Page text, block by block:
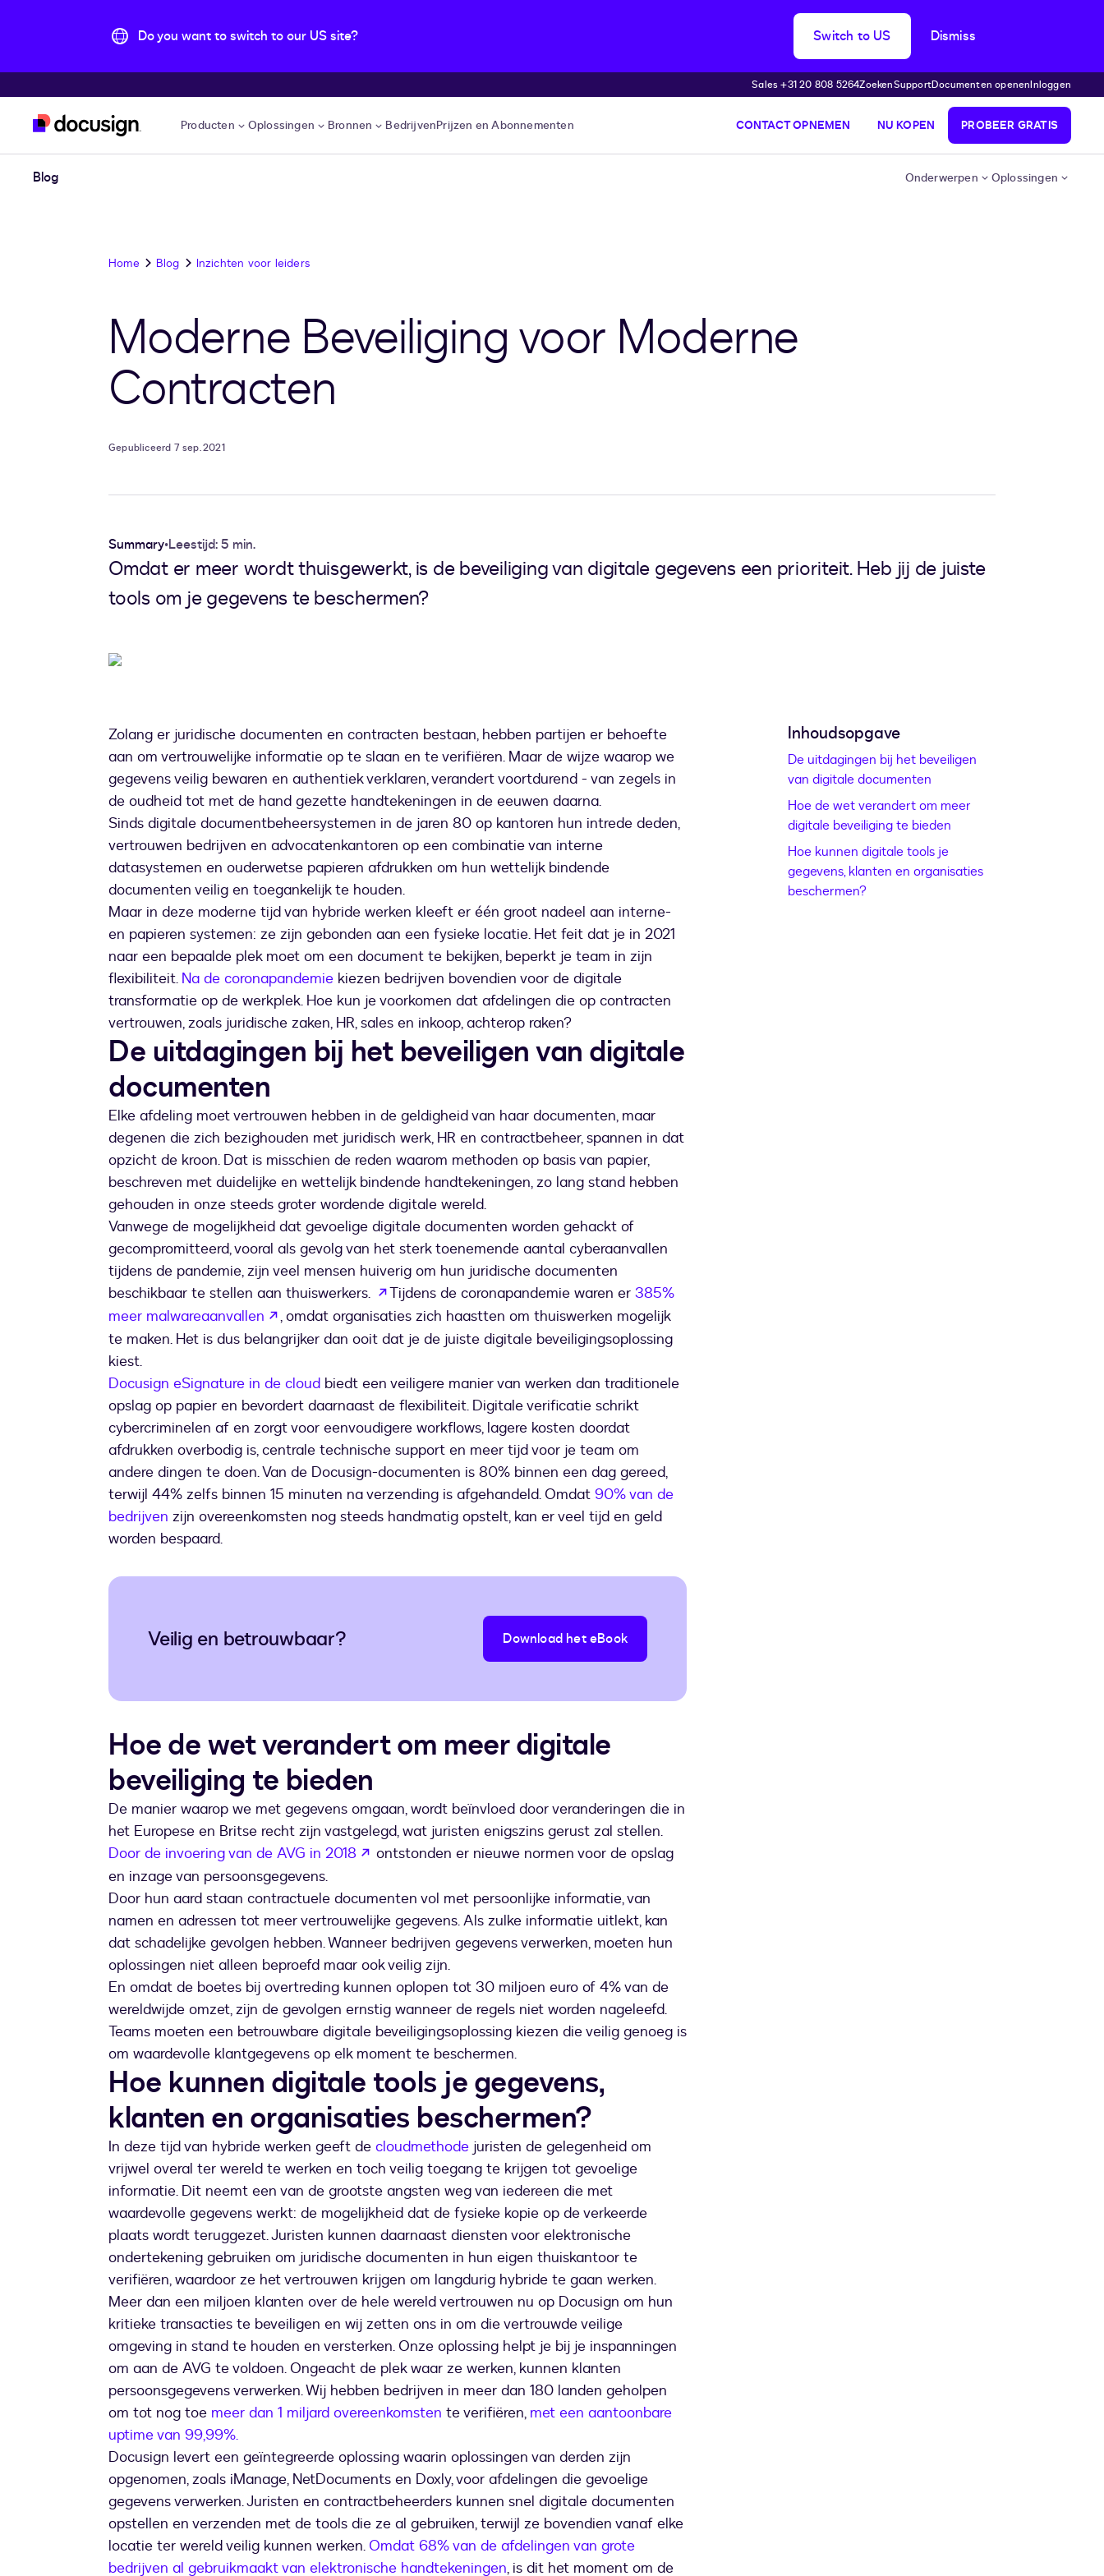
Do you want to switch to our US site? Switch to US Dismiss
Sales +31 20 808 5264ZoekenSupportDocumenten openenInloggen
Producten Oplossingen Bronnen BedrijvenPrijzen en Abonnementen CONTACT OPNEMEN NU KOPEN PROBEER GRATIS
Blog Onderwerpen Oplossingen
Home Blog Inzichten voor leiders
Moderne Beveiliging voor Moderne
Contracten
Gepubliceerd 7 sep. 2021
Summary•Leestijd: 5 min.
Omdat er meer wordt thuisgewerkt, is de beveiliging van digitale gegevens een prioriteit. Heb jij de juiste
tools om je gegevens te beschermen?
Zolang er juridische documenten en contracten bestaan, hebben partijen er behoefte
aan om vertrouwelijke informatie op te slaan en te verifiëren. Maar de wijze waarop we
gegevens veilig bewaren en authentiek verklaren, verandert voortdurend - van zegels in
de oudheid tot met de hand gezette handtekeningen in de eeuwen daarna.
Sinds digitale documentbeheersystemen in de jaren 80 op kantoren hun intrede deden,
vertrouwen bedrijven en advocatenkantoren op een combinatie van interne
datasystemen en ouderwetse papieren afdrukken om hun wettelijk bindende
documenten veilig en toegankelijk te houden.
Maar in deze moderne tijd van hybride werken kleeft er één groot nadeel aan interne-
en papieren systemen: ze zijn gebonden aan een fysieke locatie. Het feit dat je in 2021
naar een bepaalde plek moet om een document te bekijken, beperkt je team in zijn
flexibiliteit. Na de coronapandemie kiezen bedrijven bovendien voor de digitale
transformatie op de werkplek. Hoe kun je voorkomen dat afdelingen die op contracten
vertrouwen, zoals juridische zaken, HR, sales en inkoop, achterop raken?
De uitdagingen bij het beveiligen van digitale
documenten
Elke afdeling moet vertrouwen hebben in de geldigheid van haar documenten, maar
degenen die zich bezighouden met juridisch werk, HR en contractbeheer, spannen in dat
opzicht de kroon. Dat is misschien de reden waarom methoden op basis van papier,
beschreven met duidelijke en wettelijk bindende handtekeningen, zo lang stand hebben
gehouden in onze steeds groter wordende digitale wereld.
Vanwege de mogelijkheid dat gevoelige digitale documenten worden gehackt of
gecompromitteerd, vooral als gevolg van het sterk toenemende aantal cyberaanvallen
tijdens de pandemie, zijn veel mensen huiverig om hun juridische documenten
beschikbaar te stellen aan thuiswerkers.
wordt geopend in een nieuw tabblad
Tijdens de coronapandemie waren er 385%
meer malwareaanvallen
wordt geopend in een nieuw tabblad
, omdat organisaties zich haastten om thuiswerken mogelijk
te maken. Het is dus belangrijker dan ooit dat je de juiste digitale beveiligingsoplossing
kiest.
Docusign eSignature in de cloud biedt een veiligere manier van werken dan traditionele
opslag op papier en bevordert daarnaast de flexibiliteit. Digitale verificatie schrikt
cybercriminelen af en zorgt voor eenvoudigere workflows, lagere kosten doordat
afdrukken overbodig is, centrale technische support en meer tijd voor je team om
andere dingen te doen. Van de Docusign-documenten is 80% binnen een dag gereed,
terwijl 44% zelfs binnen 15 minuten na verzending is afgehandeld. Omdat 90% van de
bedrijven zijn overeenkomsten nog steeds handmatig opstelt, kan er veel tijd en geld
worden bespaard.
Veilig en betrouwbaar? Download het eBook
Hoe de wet verandert om meer digitale
beveiliging te bieden
De manier waarop we met gegevens omgaan, wordt beïnvloed door veranderingen die in
het Europese en Britse recht zijn vastgelegd, wat juristen enigszins gerust zal stellen.
Door de invoering van de AVG in 2018
wordt geopend in een nieuw tabblad
ontstonden er nieuwe normen voor de opslag
en inzage van persoonsgegevens.
Door hun aard staan contractuele documenten vol met persoonlijke informatie, van
namen en adressen tot meer vertrouwelijke gegevens. Als zulke informatie uitlekt, kan
dat schadelijke gevolgen hebben. Wanneer bedrijven gegevens verwerken, moeten hun
oplossingen niet alleen beproefd maar ook veilig zijn.
En omdat de boetes bij overtreding kunnen oplopen tot 30 miljoen euro of 4% van de
wereldwijde omzet, zijn de gevolgen ernstig wanneer de regels niet worden nageleefd.
Teams moeten een betrouwbare digitale beveiligingsoplossing kiezen die veilig genoeg is
om waardevolle klantgegevens op elk moment te beschermen.
Hoe kunnen digitale tools je gegevens,
klanten en organisaties beschermen?
In deze tijd van hybride werken geeft de cloudmethode juristen de gelegenheid om
vrijwel overal ter wereld te werken en toch veilig toegang te krijgen tot gevoelige
informatie. Dit neemt een van de grootste angsten weg van iedereen die met
waardevolle gegevens werkt: de mogelijkheid dat de fysieke kopie op de verkeerde
plaats wordt teruggezet. Juristen kunnen daarnaast diensten voor elektronische
ondertekening gebruiken om juridische documenten in hun eigen thuiskantoor te
verifiëren, waardoor ze het vertrouwen krijgen om langdurig hybride te gaan werken.
Meer dan een miljoen klanten over de hele wereld vertrouwen nu op Docusign om hun
kritieke transacties te beveiligen en wij zetten ons in om die vertrouwde veilige
omgeving in stand te houden en versterken. Onze oplossing helpt je bij je inspanningen
om aan de AVG te voldoen. Ongeacht de plek waar ze werken, kunnen klanten
persoonsgegevens verwerken. Wij hebben bedrijven in meer dan 180 landen geholpen
om tot nog toe meer dan 1 miljard overeenkomsten te verifiëren, met een aantoonbare
uptime van 99,99%.
Docusign levert een geïntegreerde oplossing waarin oplossingen van derden zijn
opgenomen, zoals iManage, NetDocuments en Doxly, voor afdelingen die gevoelige
gegevens verwerken. Juristen en contractbeheerders kunnen snel digitale documenten
opstellen en verzenden met de tools die ze al gebruiken, terwijl ze bovendien vanaf elke
locatie ter wereld veilig kunnen werken. Omdat 68% van de afdelingen van grote
bedrijven al gebruikmaakt van elektronische handtekeningen, is dit het moment om de
Inhoudsopgave
De uitdagingen bij het beveiligen
van digitale documenten
Hoe de wet verandert om meer
digitale beveiliging te bieden
Hoe kunnen digitale tools je
gegevens, klanten en organisaties
beschermen?